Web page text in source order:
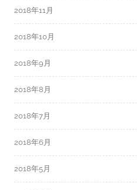
2018年11月
2018年10月
2018年9月
2018年8月
2018年7月
2018年6月
2018年5月